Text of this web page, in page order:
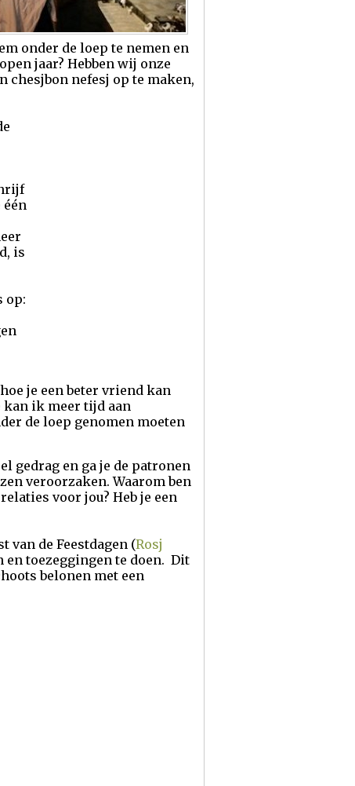
onder de loep te nemen en
jaar? Hebben wij onze
chesjbon nefesj op te maken,
één
is
op:
je een beter vriend kan
kan ik meer tijd aan
de loep genomen moeten
gedrag en ga je de patronen
veroorzaken. Waarom ben
voor jou? Heb je een
van de Feestdagen (Rosj
toezeggingen te doen. Dit
belonen met een